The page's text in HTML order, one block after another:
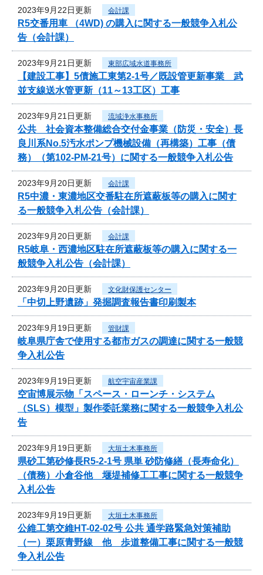
2023年9月22日更新 会計課
R5交番用車 （4WD) の購入に関する一般競争入札公
告（会計課）
2023年9月21日更新 東部広域水道事務所
【建設工事】5債施工東第2-1号／既設管更新事業 武
並支線送水管更新（11～13工区）工事
2023年9月21日更新 流域浄水事務所
公共 社会資本整備総合交付金事業（防災・安全）長
良川系No.5汚水ポンプ機械設備（再構築）工事（債
務）（第102-PM-21号）に関する一般競争入札公告
2023年9月20日更新 会計課
R5中濃・東濃地区交番駐在所遮蔽板等の購入に関す
る一般競争入札公告（会計課）
2023年9月20日更新 会計課
R5岐阜・西濃地区駐在所遮蔽板等の購入に関する一
般競争入札公告（会計課）
2023年9月20日更新 文化財保護センター
「中切上野遺跡」発掘調査報告書印刷製本
2023年9月19日更新 管財課
岐阜県庁舎で使用する都市ガスの調達に関する一般競
争入札公告
2023年9月19日更新 航空宇宙産業課
空宙博展示物「スペース・ローンチ・システム
（SLS）模型」製作委託業務に関する一般競争入札公
告
2023年9月19日更新 大垣土木事務所
県砂工第砂修長R5-2-1号 県単 砂防修繕（長寿命化）
（債務）小倉谷他 堰堤補修工工事に関する一般競争
入札公告
2023年9月19日更新 大垣土木事務所
公維工第交維HT-02-02号 公共 通学路緊急対策補助
（一）栗原青野線 他 歩道整備工事に関する一般競
争入札公告